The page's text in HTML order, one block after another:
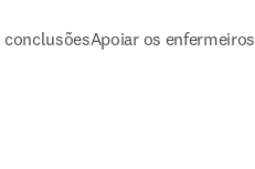
conclusõesApoiar os enfermeiros